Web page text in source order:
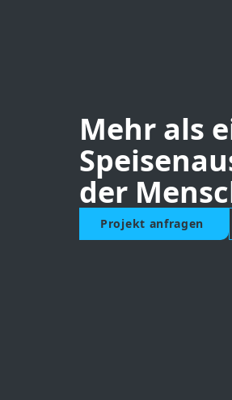
Mehr als
der
Projekt anfragen